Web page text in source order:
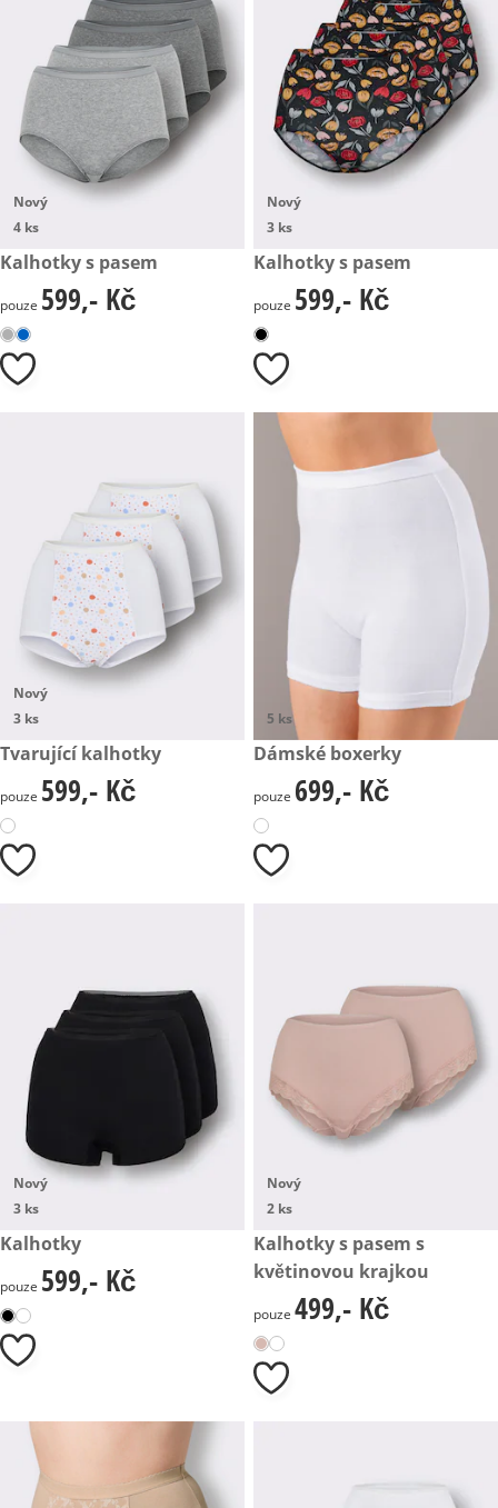
Nový
4 ks
599,- Kč
Kalhotky s pasem
599,- Kč
pouze 599,- Kč
Nový
3 ks
599,- Kč
Kalhotky s pasem
599,- Kč
pouze 599,- Kč
Nový
3 ks
599,- Kč
Tvarující kalhotky
599,- Kč
pouze 599,- Kč
5 ks
699,- Kč
Dámské boxerky
699,- Kč
pouze 699,- Kč
Nový
3 ks
599,- Kč
Kalhotky
599,- Kč
pouze 599,- Kč
Nový
2 ks
499,- Kč
Kalhotky s pasem s
květinovou krajkou
499,- Kč
pouze 499,- Kč